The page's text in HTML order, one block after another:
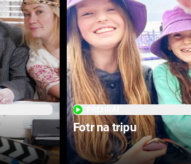
Fotr na tripu